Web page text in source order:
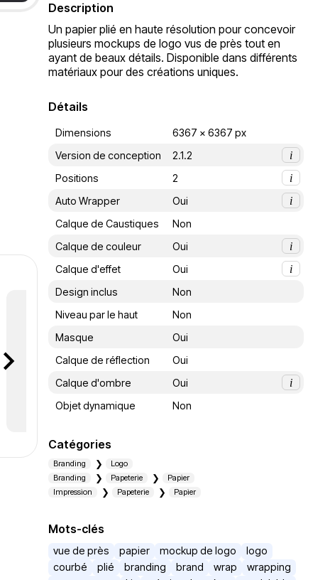
Description
Un papier plié en haute résolution pour concevoir
plusieurs mockups de logo vus de près tout en
ayant de beaux détails. Disponible dans différents
matériaux pour des créations uniques.
Détails
Dimensions
6367 x 6367 px
Version de conception
2.1.2
i
Positions
2
i
Auto Wrapper
Oui
i
Calque de Caustiques
Non
Calque de couleur
Oui
i
Calque d'effet
Oui
i
Design inclus
Non
Niveau par le haut
Non
Masque
Oui
Calque de réflection
Oui
Calque d'ombre
Oui
i
Objet dynamique
Non
Catégories
Branding
Logo
Branding
Papeterie
Papier
Impression
Papeterie Papier
Mots-clés
vue de près papier mockup de logo
logo
courbé
plié branding brand wrap
wrapping